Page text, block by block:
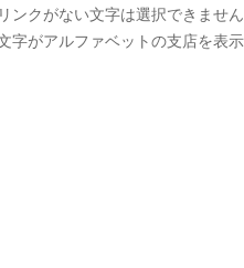
ンクがない文字は選択できません
字がアルファベットの支店を表示